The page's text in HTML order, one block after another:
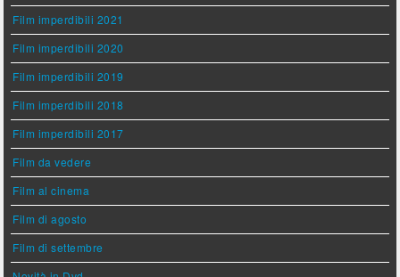
Film imperdibili 2021
Film imperdibili 2020
Film imperdibili 2019
Film imperdibili 2018
Film imperdibili 2017
Film da vedere
Film al cinema
Film di agosto
Film di settembre